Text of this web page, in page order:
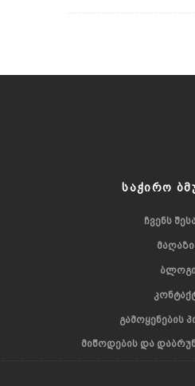
ᲡᲐᲭᲘᲠᲝ
ᲩᲕᲔᲜᲡ
ᲒᲐᲛᲝᲧᲔᲜᲔᲑᲘᲡ
ᲛᲘᲬᲝᲓᲔᲑᲘᲡ ᲓᲐ